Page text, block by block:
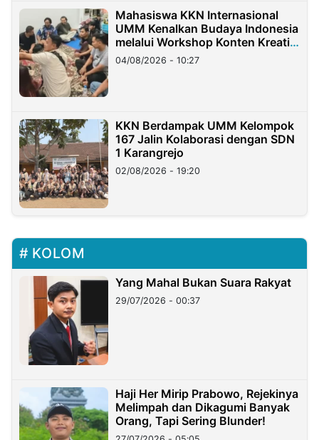
Mahasiswa KKN Internasional
UMM Kenalkan Budaya Indonesia
melalui Workshop Konten Kreatif
di Taiwan
04/08/2026 - 10:27
KKN Berdampak UMM Kelompok
167 Jalin Kolaborasi dengan SDN
1 Karangrejo
02/08/2026 - 19:20
KOLOM
Yang Mahal Bukan Suara Rakyat
29/07/2026 - 00:37
Haji Her Mirip Prabowo, Rejekinya
Melimpah dan Dikagumi Banyak
Orang, Tapi Sering Blunder!